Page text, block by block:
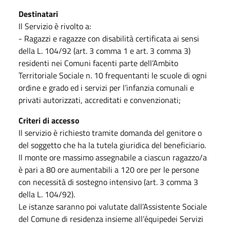
Destinatari
Il Servizio è rivolto a:
- Ragazzi e ragazze con disabilità certificata ai sensi
della L. 104/92 (art. 3 comma 1 e art. 3 comma 3)
residenti nei Comuni facenti parte dell’Ambito
Territoriale Sociale n. 10 frequentanti le scuole di ogni
ordine e grado ed i servizi per l’infanzia comunali e
privati autorizzati, accreditati e convenzionati;
Criteri di accesso
Il servizio è richiesto tramite domanda del genitore o
del soggetto che ha la tutela giuridica del beneficiario.
Il monte ore massimo assegnabile a ciascun ragazzo/a
è pari a 80 ore aumentabili a 120 ore per le persone
con necessità di sostegno intensivo (art. 3 comma 3
della L. 104/92).
Le istanze saranno poi valutate dall’Assistente Sociale
del Comune di residenza insieme all’équipedei Servizi